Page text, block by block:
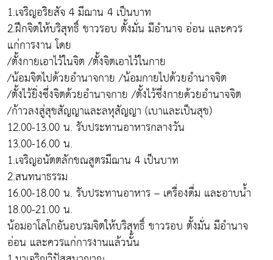
1.เจริญอริยสัจ 4 มีฌาน 4 เป็นบาท
2.ฝึกจิตให้บริสุทธิ์ ขาวรอบ ตั้งมั่น มีอำนาจ อ่อน และควร
แก่การงาน โดย
/ตั้งกายเอาไว้ในจิต /ตั้งจิตเอาไว้ในกาย
/น้อมจิตไปด้วยอำนาจกาย /น้อมกายไปด้วยอำนาจจิต
/ตั้งไว้ยิ่งซึ่งจิตด้วยอำนาจกาย /ตั้งไว้ซึ่งกายด้วยอำนาจจิต
/ก้าวลงสู่สุขสัญญาและลหุสัญญา (เบาและเป็นสุข)
12.00-13.00 น. รับประทานอาหารกลางวัน
13.00-16.00 น.
1.เจริญอนัตตลักขณสูตรมีฌาน 4 เป็นบาท
2.สนทนาธรรม
16.00-18.00 น. รับประทานอาหาร – เครื่องดื่ม และอาบน้ำ
18.00-21.00 น.
น้อมอาโลโกอันอบรมจิตให้บริสุทธิ์ ขาวรอบ ตั้งมั่น มีอำนาจ
อ่อน และควรแก่การงานแล้วนั้น